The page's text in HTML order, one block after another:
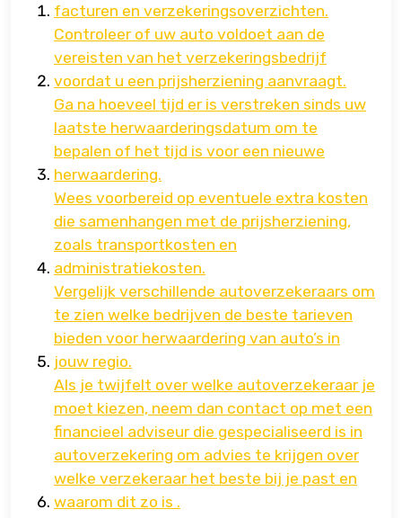
facturen en verzekeringsoverzichten.
Controleer of uw auto voldoet aan de
vereisten van het verzekeringsbedrijf
voordat u een prijsherziening aanvraagt.
Ga na hoeveel tijd er is verstreken sinds uw
laatste herwaarderingsdatum om te
bepalen of het tijd is voor een nieuwe
herwaardering.
Wees voorbereid op eventuele extra kosten
die samenhangen met de prijsherziening,
zoals transportkosten en
administratiekosten.
Vergelijk verschillende autoverzekeraars om
te zien welke bedrijven de beste tarieven
bieden voor herwaardering van auto’s in
jouw regio.
Als je twijfelt over welke autoverzekeraar je
moet kiezen, neem dan contact op met een
financieel adviseur die gespecialiseerd is in
autoverzekering om advies te krijgen over
welke verzekeraar het beste bij je past en
waarom dit zo is .